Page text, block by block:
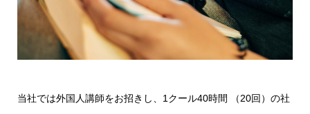
当社では外国人講師をお招きし、1クール40時間 （20回）の社